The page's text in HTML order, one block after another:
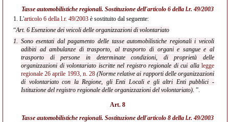
Tasse automobilistiche regionali. Sostituzione dell'articolo 6 della l.r. 49/2003
1. L'articolo 6 della l.r. 49/2003 è sostituito dal seguente:
“Art. 6 Esenzione dei veicoli delle organizzazioni di volontariato
1. Sono esentati dal pagamento delle tasse automobilistiche regionali i veicoli
adibiti ad ambulanze di trasporto, al trasporto di organi e sangue e al
trasporto di persone in determinate condizioni, di proprietà delle
organizzazioni di volontariato iscritte nel registro regionale di cui alla legge
regionale 26 aprile 1993, n. 28 (Norme relative ai rapporti delle organizzazioni
di volontariato con la Regione, gli Enti Locali e gli altri Enti pubblici -
Istituzione del registro regionale delle organizzazioni del volontariato). ”.
Art. 8
Tasse automobilistiche regionali. Sostituzione dell'articolo 8 della l.r. 49/2003